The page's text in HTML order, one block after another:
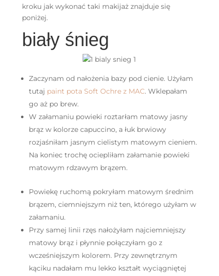
kroku jak wykonać taki makijaż znajduje się
poniżej.
biały śnieg
Zaczynam od nałożenia bazy pod cienie. Użyłam
tutaj paint pota Soft Ochre z MAC. Wklepałam
go aż po brew.
W załamaniu powieki roztarłam matowy jasny
brąz w kolorze capuccino, a łuk brwiowy
rozjaśniłam jasnym cielistym matowym cieniem.
Na koniec trochę ociepliłam załamanie powieki
matowym rdzawym brązem.
Powiekę ruchomą pokryłam matowym średnim
brązem, ciemniejszym niż ten, którego użyłam w
załamaniu.
Przy samej linii rzęs nałożyłam najciemniejszy
matowy brąz i płynnie połączyłam go z
wcześniejszym kolorem. Przy zewnętrznym
kąciku nadałam mu lekko kształt wyciągniętej